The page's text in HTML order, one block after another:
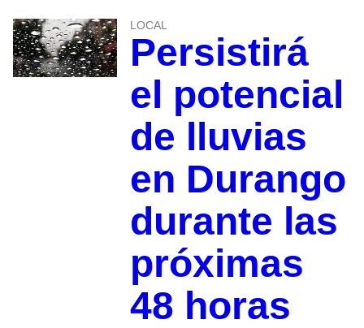
LOCAL
Persistirá
el potencial
de lluvias
en Durango
durante las
próximas
48 horas